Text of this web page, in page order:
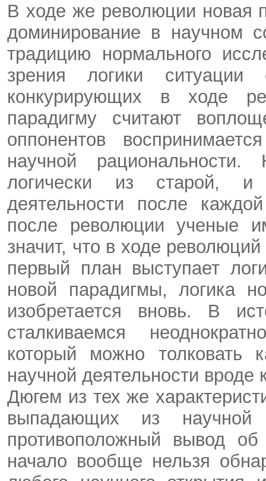
В ходе же революции новая
доминирование в научном
традицию нормального
зрения логики
конкурирующих в ходе
парадигму считают
оппонентов
научной
логически из старой, и
деятельности после
после революции ученые
значит, что в ходе
первый план выступает
новой парадигмы, логика
изобретается вновь. В
сталкиваемся
который можно толковать
научной деятельности вроде
Дюгем из тех же
выпадающих из научной
противоположный вывод
начало вообще нельзя